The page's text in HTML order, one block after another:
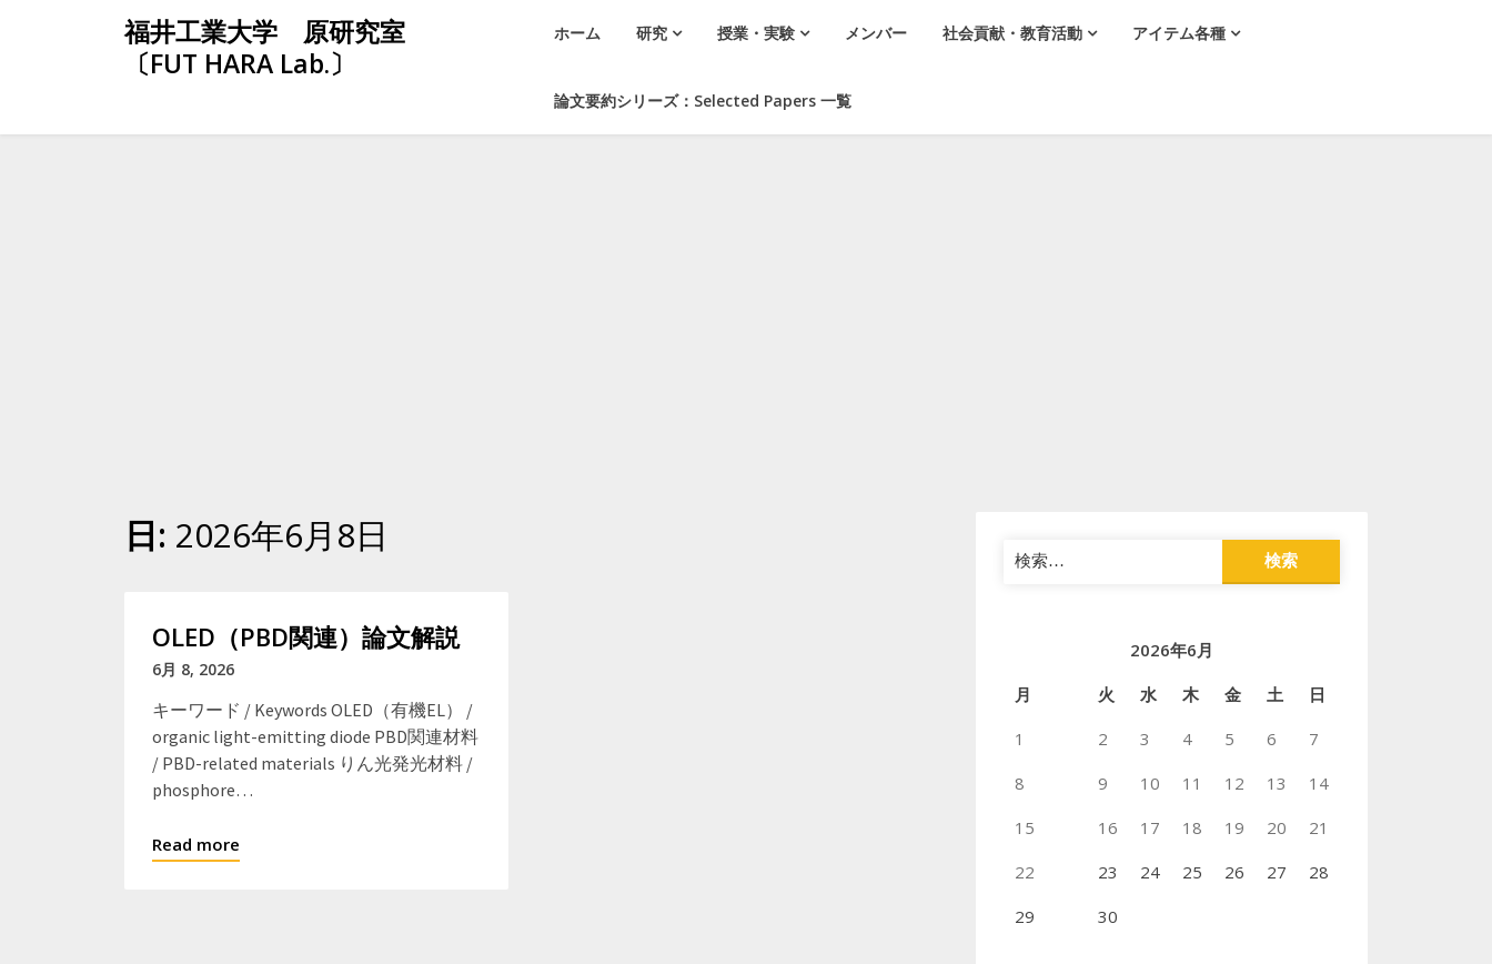
福井工業大学 原研究室
〔FUT HARA Lab.〕
ホーム 研究 授業・実験 メンバー 社会貢献・教育活動 アイテム各種
論文要約シリーズ：Selected Papers 一覧
日: 2026年6月8日
OLED（PBD関連）論文解説
6月 8, 2026
キーワード / Keywords OLED（有機EL） /
organic light-emitting diode PBD関連材料
/ PBD-related materials りん光発光材料 /
phosphore…
Read more
検
索:
2026年6月
月
火 水 木 金 土
日
1
2 3 4 5 6
7
8
9 10 11 12 13
14
15
16 17 18 19 20
21
22
23 24 25 26 27
28
29
30